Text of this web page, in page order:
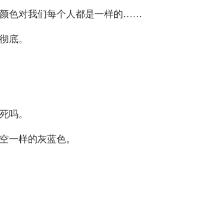
颜色对我们每个人都是一样的……
底。
吗。
一样的灰蓝色。